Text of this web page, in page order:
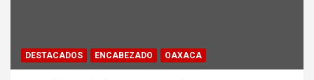
DESTACADOS ENCABEZADO OAXACA